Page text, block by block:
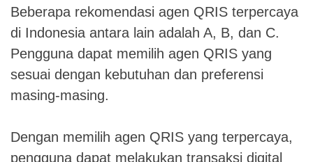
Beberapa rekomendasi agen QRIS terpercaya
di Indonesia antara lain adalah A, B, dan C.
Pengguna dapat memilih agen QRIS yang
sesuai dengan kebutuhan dan preferensi
masing-masing.
Dengan memilih agen QRIS yang terpercaya,
pengguna dapat melakukan transaksi digital